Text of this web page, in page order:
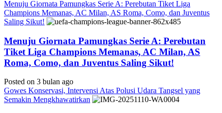
Menuju Giornata Pamungkas Serie A: Perebutan Tiket Liga
Champions Memanas, AC Milan, AS Roma, Como, dan Juventus
Saling Sikut!
Menuju Giornata Pamungkas Serie A: Perebutan
Tiket Liga Champions Memanas, AC Milan, AS
Roma, Como, dan Juventus Saling Sikut!
Posted on 3 bulan ago
Gowes Konservasi, Intervensi Atas Polusi Udara Tangsel yang
Semakin Mengkhawatirkan